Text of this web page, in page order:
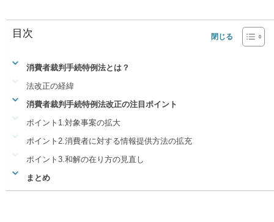
目次
消費者裁判手続特例法とは？
法改正の経緯
消費者裁判手続特例法改正の注目ポイント
ポイント1.対象事案の拡大
ポイント2.消費者に対する情報提供方法の拡充
ポイント3.和解の在り方の見直し
まとめ